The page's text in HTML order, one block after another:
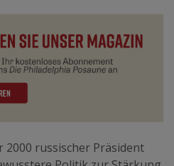
2000 russischer Präsident